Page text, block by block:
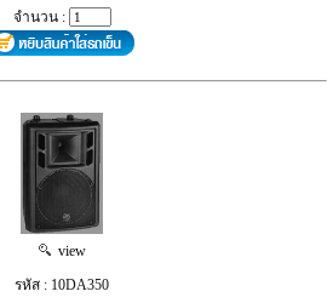
จำนวน :
view
รหัส : 10DA350